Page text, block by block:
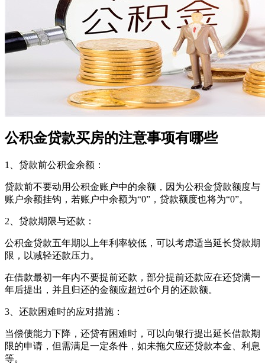
公积金贷款买房的注意事项有哪些
1、贷款前公积金余额：
贷款前不要动用公积金账户中的余额，因为公积金贷款额度与
账户余额挂钩，若账户中余额为“0”，贷款额度也将为“0”。
2、贷款期限与还款：
公积金贷款五年期以上年利率较低，可以考虑适当延长贷款期
限，以减轻还款压力。
在借款最初一年内不要提前还款，部分提前还款应在还贷满一
年后提出，并且归还的金额应超过6个月的还款额。
3、还款困难时的应对措施：
当偿债能力下降，还贷有困难时，可以向银行提出延长借款期
限的申请，但需满足一定条件，如未拖欠应还贷款本金、利息
等。